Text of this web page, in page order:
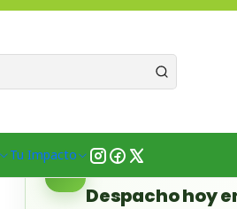
Tu Impacto
Líquido Detergente de Ropa
✓ DISPONIBLE EN BODEGA
Despacho hoy